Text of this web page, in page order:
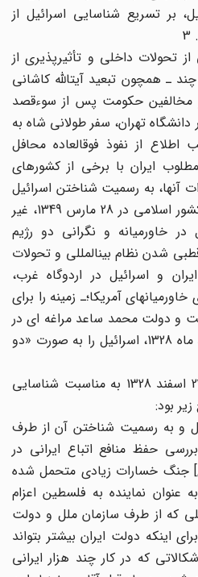
بر تسریع شناسایی اسرائیل از
تحولات داخلی و تأثیرپذیری از
نظام بین‎المللی و فاکتورهایی چند ـ‌ همچون تبعید آیت‎الله کاشانی
مخالفین حکومت پس از سوءقصد
در دانشگاه تهران، سفر طولانی شاه به
آمریکا در آبان 1328 و کسب اطلاع از نفوذ فوق‎العاده محافل
ایران با برخی از کشورهای
آنها، به رسمیت شناختن اسرائیل
توسط ترکیه به عنوان اولین کشور اسلامی در 28 مارس 1349، غیر
خاورمیانه و نگرانی دو رژیم
ازکشورهای تندرو عربی و دو قطبی شدن نظام بین‎المللی و تحولات
و اسرائیل در اردوگاه غرب،
به‎خصوص در کانون سیاستهای خاورمیانه‎ای آمریکا؛ـ زمینه را برای
و دولت محمد ساعد مراغه ای در
هنگام فترت مجلس در اسفند ماه 1328، اسرائیل را به صورت «دو
اعلامیه رسمی دولت که در 23 اسفند 1328 به مناسبت شناسایی
بود:
و به رسمیت شناختن آن از طرف
حفظ منافع اتباع ایرانی در
جنگ خسارات زیادی متحمل شده
نماینده به فلسطین اعزام
از طرف سازمان ملل و دولت
اینکه دولت ایران بیشتر بتواند
که در کار چند هزار ایرانی